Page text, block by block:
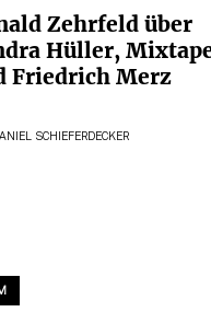
Zehrfeld über
Hüller,
Friedrich Merz
SCHIEFERDECKER